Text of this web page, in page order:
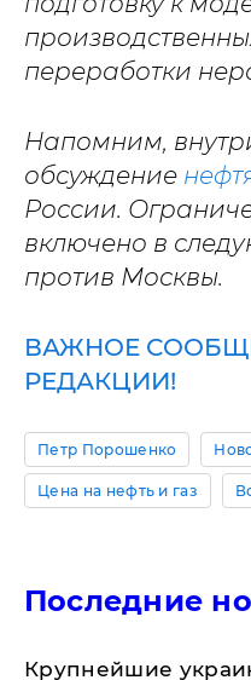
переработки
Напомним,
обсуждение
России.
включено в
против Москвы.
ВАЖНОЕ
РЕДАКЦИИ!
Петр Порошенко
Цена на нефть и газ
Последние
Крупнейшие